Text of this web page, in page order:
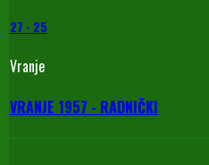
27 - 25
Vranje
VRANJE 1957 - RADNIČKI